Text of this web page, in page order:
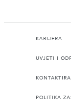
KARIJERA
UVJETI I
POLITIKA